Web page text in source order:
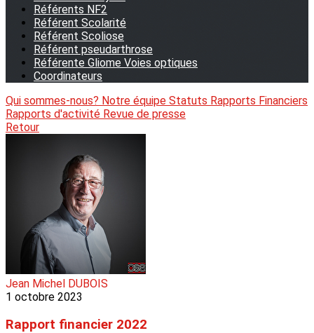
Référents NF2
Référent Scolarité
Référent Scoliose
Référent pseudarthrose
Référente Gliome Voies optiques
Coordinateurs
Qui sommes-nous? Notre équipe Statuts Rapports Financiers
Rapports d'activité Revue de presse
Retour
Jean Michel DUBOIS
1 octobre 2023
Rapport financier 2022